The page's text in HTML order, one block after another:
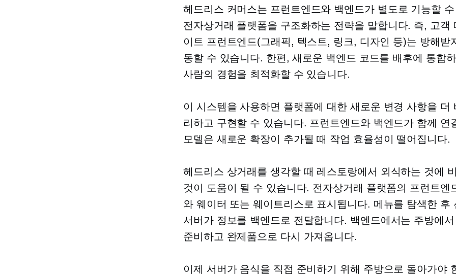
헤드리스 커머스는 프런트엔드와 백엔드가 별도로 기능할
전자상거래 플랫폼을 구조화하는 전략을 말합니다. 즉, 고객
이트 프런트엔드(그래픽, 텍스트, 링크, 디자인 등)는 방해받
동할 수 있습니다. 한편, 새로운 백엔드 코드를 배후에 통합
사람의 경험을 최적화할 수 있습니다.
이 시스템을 사용하면 플랫폼에 대한 새로운 변경 사항을 더
리하고 구현할 수 있습니다. 프런트엔드와 백엔드가 함께 연
모델은 새로운 확장이 추가될 때 작업 효율성이 떨어집니다.
헤드리스 상거래를 생각할 때 레스토랑에서 외식하는 것에
것이 도움이 될 수 있습니다. 전자상거래 플랫폼의 프런트엔
와 웨이터 또는 웨이트리스로 표시됩니다. 메뉴를 탐색한 후
서버가 정보를 백엔드로 전달합니다. 백엔드에서는 주방에
준비하고 완제품으로 다시 가져옵니다.
이제 서버가 음식을 직접 준비하기 위해 주방으로 돌아가야